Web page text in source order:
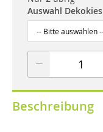
Auswahl Dekokies
Beschreibung